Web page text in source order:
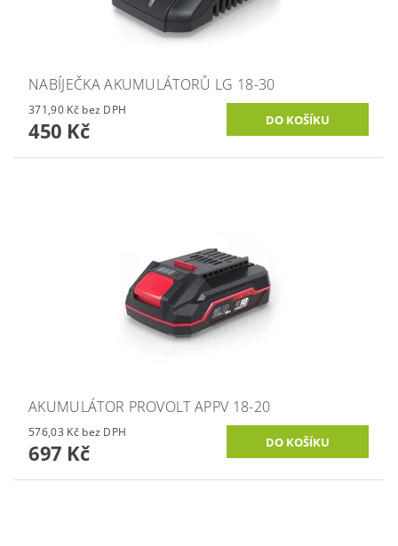
NABÍJEČKA AKUMULÁTORŮ LG 18-30
371,90 Kč bez DPH
450 Kč
AKUMULÁTOR PROVOLT APPV 18-20
576,03 Kč bez DPH
697 Kč